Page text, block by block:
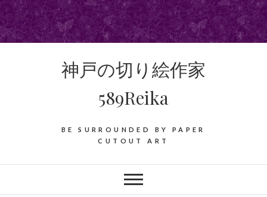
Skip
to
content
神戸の切り絵作家
589Reika
BE SURROUNDED BY PAPER
CUTOUT ART